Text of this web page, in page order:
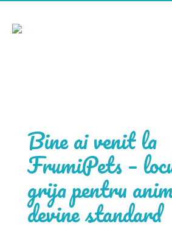
Bine ai venit la
FrumiPets –
grija pentru
devine standard